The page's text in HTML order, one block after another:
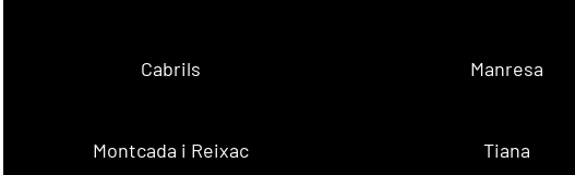
Cabrils Manresa
Montcada i Reixac Tiana